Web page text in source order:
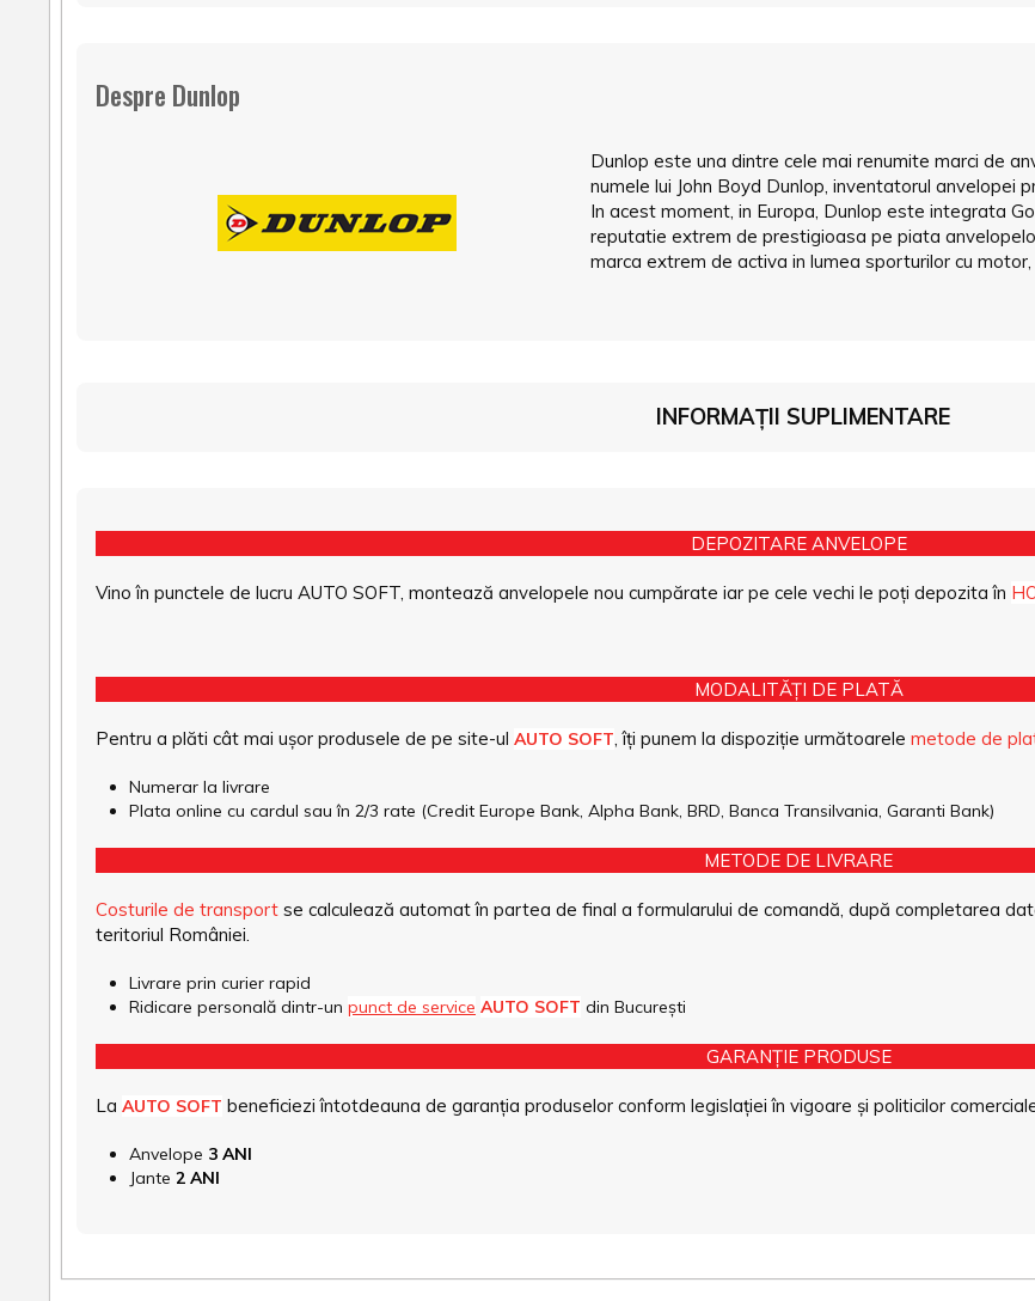
Despre Dunlop
Dunlop este una dintre cele mai renumite marci de
numele lui John Boyd Dunlop, inventatorul anvelopei
In acest moment, in Europa, Dunlop este integrata
reputatie extrem de prestigioasa pe piata
marca extrem de activa in lumea sporturilor cu
INFORMAȚII SUPLIMENTARE
DEPOZITARE ANVELOPE
Vino în punctele de lucru AUTO SOFT, montează anvelopele nou cumpărate iar pe cele vechi le poți depozita în
MODALITĂȚI DE PLATĂ
Pentru a plăti cât mai ușor produsele de pe site-ul AUTO SOFT, îți punem la dispoziție următoarele metode de
Numerar la livrare
Plata online cu cardul sau în 2/3 rate (Credit Europe Bank, Alpha Bank, BRD, Banca Transilvania, Garanti Bank)
METODE DE LIVRARE
Costurile de transport se calculează automat în partea de final a formularului de comandă, după completarea
teritoriul României.
Livrare prin curier rapid
Ridicare personală dintr-un punct de service AUTO SOFT din București
GARANȚIE PRODUSE
La AUTO SOFT beneficiezi întotdeauna de garanția produselor conform legislației în vigoare și politicilor
Anvelope 3 ANI
Jante 2 ANI